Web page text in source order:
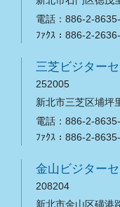
電話：886-2-
ﾌｧｸｽ：886-2-
三芝ビジター
252005
新北市三芝区埔坪
電話：886-2-
ﾌｧｸｽ：886-2-
金山ビジター
208204
新北市金山区磺港